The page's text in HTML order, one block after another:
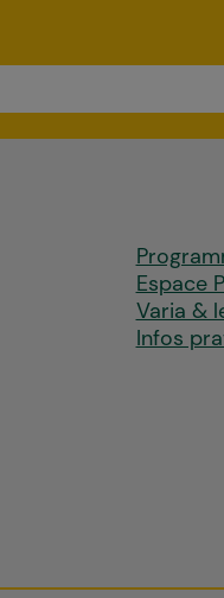
Espace
Varia &
Infos